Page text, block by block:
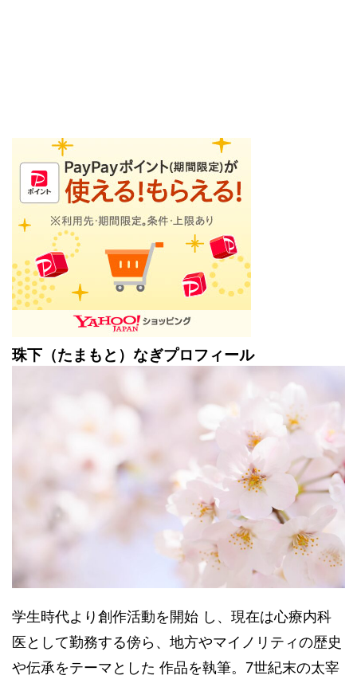
珠下（たまもと）なぎプロフィール
学生時代より創作活動を開始 し、現在は心療内科
医として勤務する傍ら、地方やマイノリティの歴史
や伝承をテーマとした 作品を執筆。7世紀末の太宰